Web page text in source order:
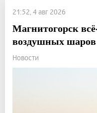
21:52, 4 авг 2026
Магнитогорск
воздушных шаров
Новости